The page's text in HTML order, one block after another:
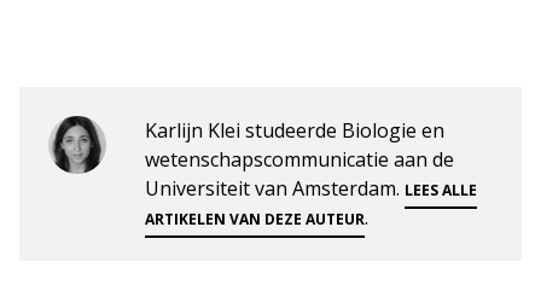
Karlijn Klei studeerde Biologie en
wetenschapscommunicatie aan de
Universiteit van Amsterdam. LEES ALLE
ARTIKELEN VAN DEZE AUTEUR.